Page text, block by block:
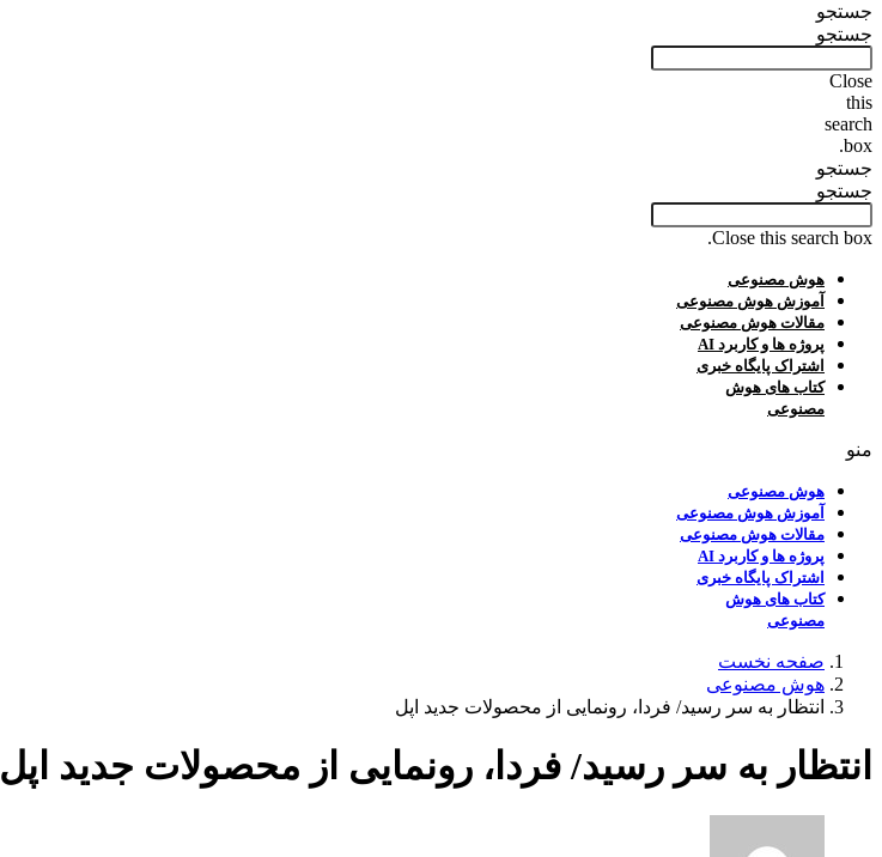
جستجو
جستجو
Close
this
search
box.
جستجو
جستجو
Close this search box.
هوش مصنوعی
آموزش هوش مصنوعی
مقالات هوش مصنوعی
پروژه ها و کاربرد AI
اشتراک پایگاه خبری
کتاب های هوش
مصنوعی
منو
هوش مصنوعی
آموزش هوش مصنوعی
مقالات هوش مصنوعی
پروژه ها و کاربرد AI
اشتراک پایگاه خبری
کتاب های هوش
مصنوعی
صفحه نخست
هوش مصنوعی
انتظار به سر رسید/ فردا، رونمایی از محصولات جدید اپل
انتظار به سر رسید/ فردا، رونمایی از محصولات جدید اپل